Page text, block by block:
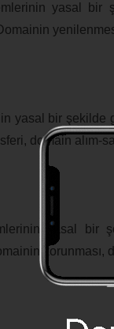
yasal
yasal bir
domain alım-
yasal bir